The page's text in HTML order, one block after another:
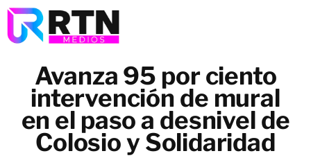
Avanza 95 por ciento
intervención de mural
en el paso a desnivel de
Colosio y Solidaridad